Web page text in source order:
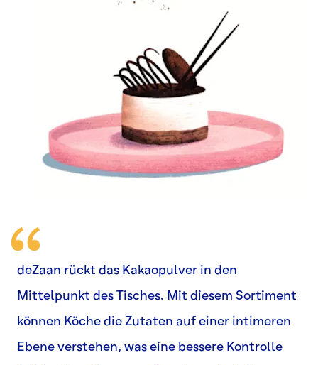
deZaan rückt das Kakaopulver in den
Mittelpunkt des Tisches. Mit diesem Sortiment
können Köche die Zutaten auf einer intimeren
Ebene verstehen, was eine bessere Kontrolle